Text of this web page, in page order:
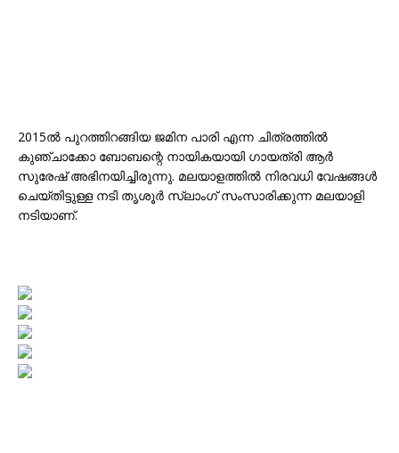
2015ൽ പുറത്തിറങ്ങിയ ജമിന പാരി എന്ന ചിത്രത്തിൽ
കുഞ്ചാക്കോ ബോബന്റെ നായികയായി ഗായത്രി ആർ
സുരേഷ് അഭിനയിച്ചിരുന്നു. മലയാളത്തിൽ നിരവധി വേഷങ്ങൾ
ചെയ്തിട്ടുള്ള നടി തൃശൂർ സ്ലാംഗ് സംസാരിക്കുന്ന മലയാളി
നടിയാണ്.